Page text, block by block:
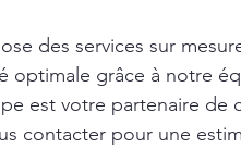
des services sur
optimale grâce à notre
est votre partenaire de
contacter pour une